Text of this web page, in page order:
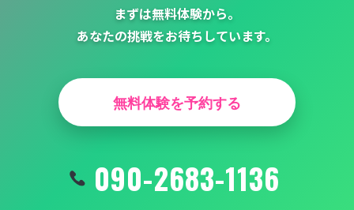
まずは無料体験から。
あなたの挑戦をお待ちしています。
無料体験を予約する
090-2683-1136